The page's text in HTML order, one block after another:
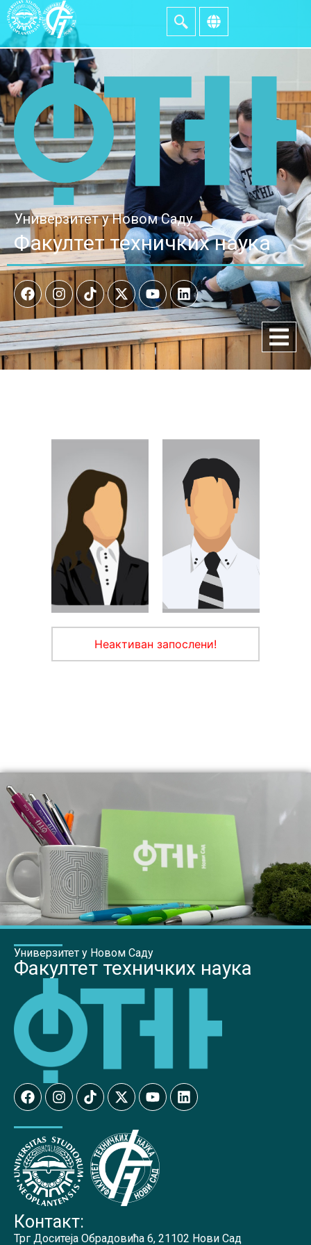
Универзитет у Новом Саду
Факултет техничких наука
Неактиван запослени!
Универзитет у Новом Саду
Факултет техничких наука
Контакт:
Трг Доситеја Обрадовића 6, 21102 Нови Сад